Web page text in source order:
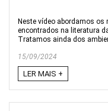
Neste vídeo abordamos
encontrados na literatura
Tratamos ainda dos
15/09/2024
LER MAIS +